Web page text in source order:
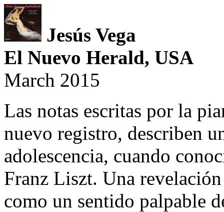
Jesús Vega
El Nuevo Herald, USA
March 2015
Las notas escritas por la
nuevo registro, describen
adolescencia, cuando
Franz Liszt. Una revelación
como un sentido palpable